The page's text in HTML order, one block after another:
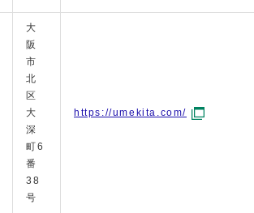
大
阪
市
北
区
大
深
町6
番
38
号
https://umekita.com/